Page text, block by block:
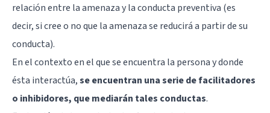
relación entre la amenaza y la conducta preventiva (es
decir, si cree o no que la amenaza se reducirá a partir de su
conducta).
En el contexto en el que se encuentra la persona y donde
ésta interactúa,se encuentran una serie de facilitadores
o inhibidores, que mediarán tales conductas.